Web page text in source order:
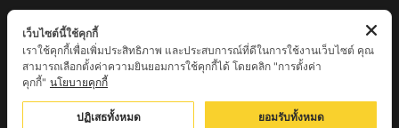
หลวงปู่หนู นรินโท วัดวังท่าดี จ.เพชรบูรณ์
ครูบาทอง วัดก้อท่า จ.ลำพูน
ครูบาตุ๊เจ้าปู่หว่าหลิ่ง วิระทะโย วัดเวฬุวัน อ.เชียงดาว
จ.เชียงใหม่
เว็บไซต์นี้ใช้คุกกี้
เราใช้คุกกี้เพื่อเพิ่มประสิทธิภาพ และประสบการณ์ที่ดีในการใช้งานเว็บไซต์ คุณ
สามารถเลือกตั้งค่าความยินยอมการใช้คุกกี้ได้ โดยคลิก "การตั้งค่า
คุกกี้" นโยบายคุกกี้
ปฏิเสธทั้งหมด ยอมรับทั้งหมด